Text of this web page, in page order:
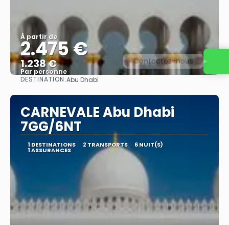
À partir de
2.475 €
1.238 €
Par personne
DESTINATION:Abu Dhabi
CARNEVALE Abu Dhabi
7GG/6NT
1 DESTINATIONS 2 TRANSPORTS 6 NUIT(S)
1 ASSURANCES
Contactez-nous